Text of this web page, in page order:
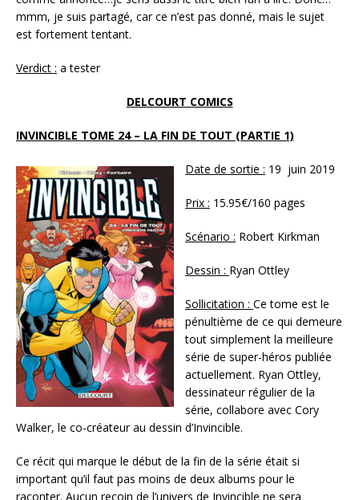
mmm, je suis partagé, car ce n’est pas donné, mais le sujet
est fortement tentant.
Verdict : a tester
DELCOURT COMICS
INVINCIBLE TOME 24 – LA FIN DE TOUT (PARTIE 1)
Date de sortie : 19 juin 2019
Prix : 15.95€/160 pages
Scénario : Robert Kirkman
Dessin : Ryan Ottley
Sollicitation : Ce tome est le
pénultième de ce qui demeure
tout simplement la meilleure
série de super-héros publiée
actuellement. Ryan Ottley,
dessinateur régulier de la
série, collabore avec Cory
Walker, le co-créateur au dessin d’Invincible.
Ce récit qui marque le début de la fin de la série était si
important qu’il faut pas moins de deux albums pour le
raconter. Aucun recoin de l’univers de Invincible ne sera